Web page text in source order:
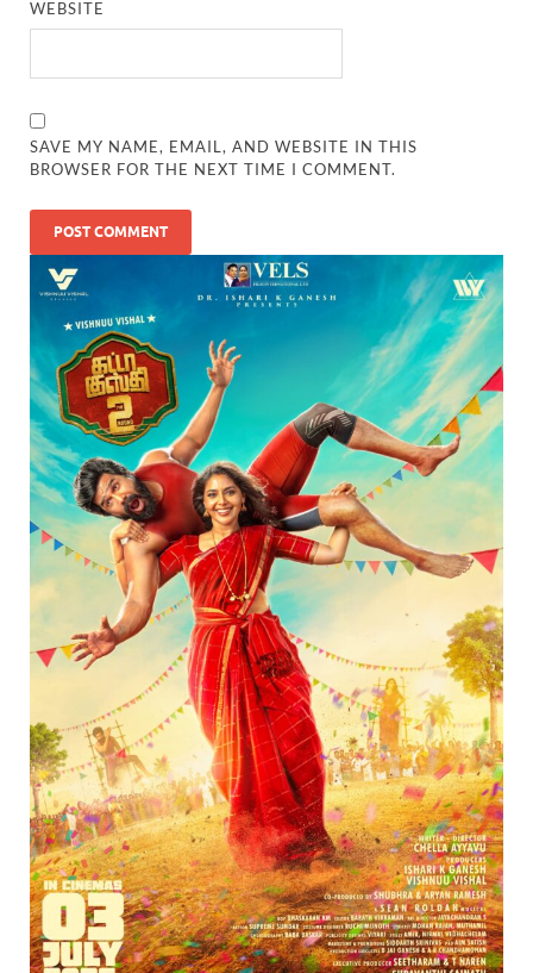
WEBSITE
SAVE MY NAME, EMAIL, AND WEBSITE IN THIS
BROWSER FOR THE NEXT TIME I COMMENT.